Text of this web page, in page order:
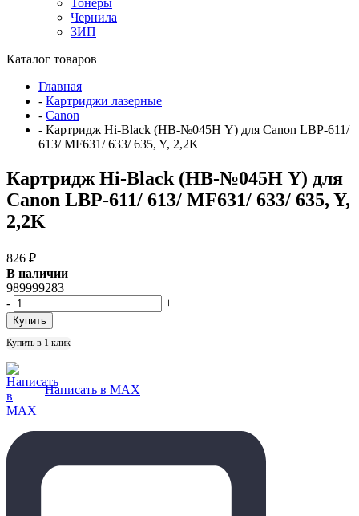
Чернила
ЗИП
Каталог товаров
Главная
- Картриджи лазерные
- Canon
- Картридж Hi-Black (HB-№045H Y) для Canon LBP-611/
613/ MF631/ 633/ 635, Y, 2,2K
Картридж Hi-Black (HB-№045H Y) для
Canon LBP-611/ 613/ MF631/ 633/ 635, Y,
2,2K
826 ₽
В наличии
989999283
-
+
Купить в 1 клик
Написать в MAX